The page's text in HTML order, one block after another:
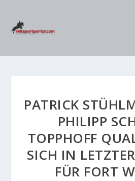
PATRICK
PHILIPP
TOPPHOFF
SICH IN
FÜR FORT